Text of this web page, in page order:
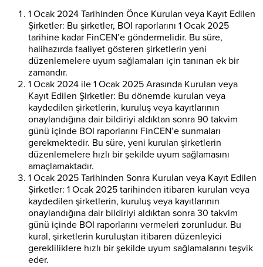
1 Ocak 2024 Tarihinden Önce Kurulan veya Kayıt Edilen
Şirketler: Bu şirketler, BOI raporlarını 1 Ocak 2025
tarihine kadar FinCEN’e göndermelidir. Bu süre,
halihazırda faaliyet gösteren şirketlerin yeni
düzenlemelere uyum sağlamaları için tanınan ek bir
zamandır.
1 Ocak 2024 ile 1 Ocak 2025 Arasında Kurulan veya
Kayıt Edilen Şirketler: Bu dönemde kurulan veya
kaydedilen şirketlerin, kuruluş veya kayıtlarının
onaylandığına dair bildiriyi aldıktan sonra 90 takvim
günü içinde BOI raporlarını FinCEN’e sunmaları
gerekmektedir. Bu süre, yeni kurulan şirketlerin
düzenlemelere hızlı bir şekilde uyum sağlamasını
amaçlamaktadır.
1 Ocak 2025 Tarihinden Sonra Kurulan veya Kayıt Edilen
Şirketler: 1 Ocak 2025 tarihinden itibaren kurulan veya
kaydedilen şirketlerin, kuruluş veya kayıtlarının
onaylandığına dair bildiriyi aldıktan sonra 30 takvim
günü içinde BOI raporlarını vermeleri zorunludur. Bu
kural, şirketlerin kuruluştan itibaren düzenleyici
gerekliliklere hızlı bir şekilde uyum sağlamalarını teşvik
eder.